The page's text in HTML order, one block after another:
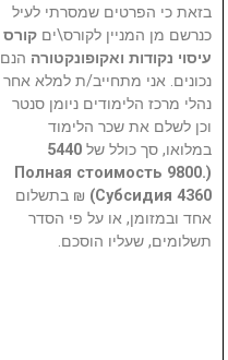
בזאת כי הפרטים שמסרתי לעיל
כנרשם מן המניין לקורס\ים קורס
עיסוי נקודות ואקופונקטורה הנם
נכונים. אני מתחייב/ת למלא אחר
נהלי מרכז הלימודים ניומן סנטר
וכן לשלם את שכר הלימוד
במלואו, סך כולל של 5440
(Полная стоимость 9800.
Субсидия 4360)
₪ בתשלום
אחד ובמזומן, או על פי הסדר
תשלומים, שעליו הוסכם.